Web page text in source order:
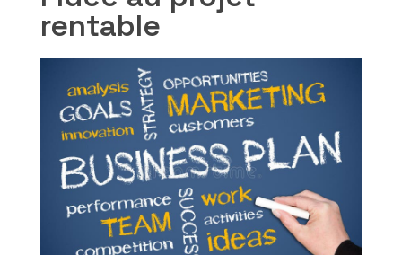
Gestion des entreprises
Gestion de la qualité
Qualité Hygiène Environnement Sécurité
Marketing digital
Génie Industriel
Informatique et Réseaux
Formations métier
Partenaires pédagogiques
INSCRIPTIONS
rentable